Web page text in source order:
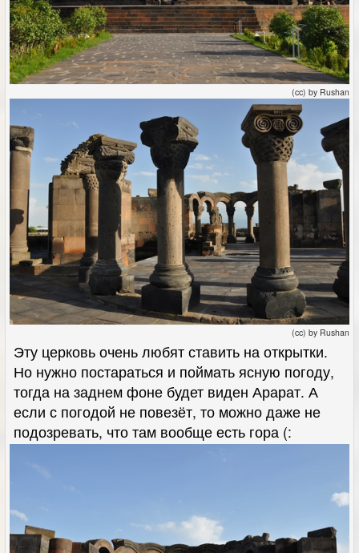
(cc) by Rushan
(cc) by Rushan
Эту церковь очень любят ставить на открытки.
Но нужно постараться и поймать ясную погоду,
тогда на заднем фоне будет виден Арарат. А
если с погодой не повезёт, то можно даже не
подозревать, что там вообще есть гора (: